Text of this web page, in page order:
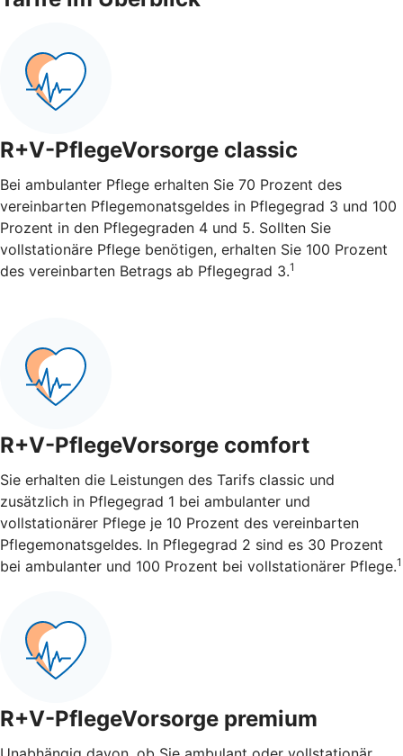
R+V-PflegeVorsorge classic
Bei ambulanter Pflege erhalten Sie 70 Prozent des
vereinbarten Pflegemonatsgeldes in Pflegegrad 3 und 100
Prozent in den Pflegegraden 4 und 5. Sollten Sie
vollstationäre Pflege benötigen, erhalten Sie 100 Prozent
des vereinbarten Betrags ab Pflegegrad 3.1
R+V-PflegeVorsorge comfort
Sie erhalten die Leistungen des Tarifs classic und
zusätzlich in Pflegegrad 1 bei ambulanter und
vollstationärer Pflege je 10 Prozent des vereinbarten
Pflegemonatsgeldes. In Pflegegrad 2 sind es 30 Prozent
bei ambulanter und 100 Prozent bei vollstationärer Pflege.1
R+V-PflegeVorsorge premium